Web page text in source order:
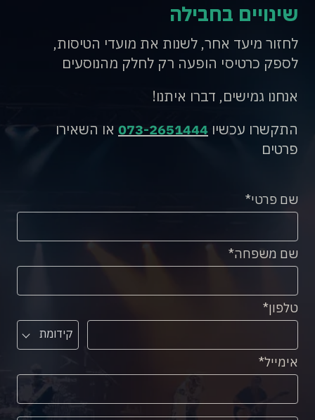
שינויים בחבילה
לחזור מיעד אחר, לשנות את מועדי הטיסות,
לספק כרטיסי הופעה רק לחלק מהנוסעים
אנחנו גמישים, דברו איתנו!
התקשרו עכשיו 073-2651444 או השאירו
פרטים
שם פרטי
שם משפחה
טלפון
קידומת
אימייל